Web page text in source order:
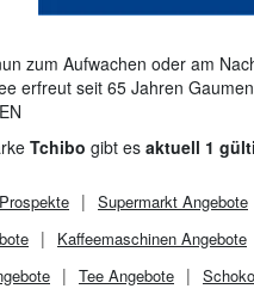
zum Aufwachen oder am
erfreut seit 65 Jahren
Doch nicht nur das: die
riesige Produktpalette von
und begeistert so
Tchibo gibt es aktuell 1
Prospekte Supermarkt Angebote
Kaffeemaschinen Angebote
Tee Angebote